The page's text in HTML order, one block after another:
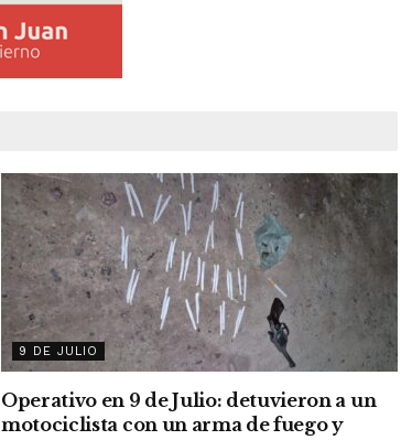
9 DE JULIO
Operativo en 9 de Julio: detuvieron a un
motociclista con un arma de fuego y